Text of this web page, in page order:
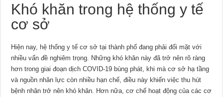
Khó khăn trong hệ thống y tế
cơ sở
Hiện nay, hệ thống y tế cơ sở tại thành phố đang phải đối mặt với
nhiều vấn đề nghiêm trọng. Những khó khăn này đã trở nên rõ ràng
hơn trong giai đoạn dịch COVID-19 bùng phát, khi mà cơ sở hạ tầng
và nguồn nhân lực còn nhiều hạn chế, điều này khiến việc thu hút
bệnh nhân trở nên khó khăn. Hơn nữa, cơ chế hoạt động của các cơ